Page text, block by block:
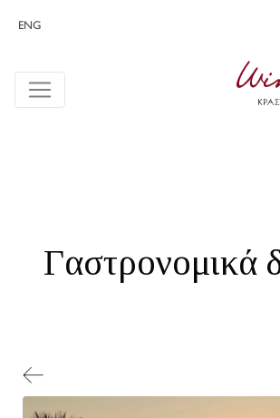
ENG
Γαστρονομικά